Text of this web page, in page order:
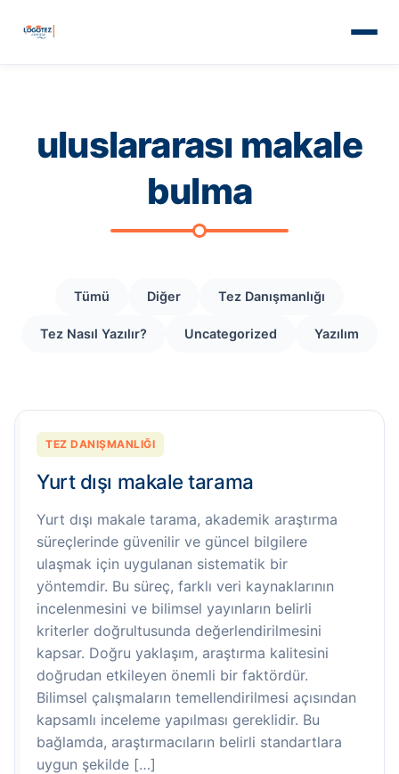
uluslararası makale
bulma
Tümü Diğer Tez Danışmanlığı
Tez Nasıl Yazılır? Uncategorized Yazılım
TEZ DANIŞMANLIĞI
Yurt dışı makale tarama
Yurt dışı makale tarama, akademik araştırma
süreçlerinde güvenilir ve güncel bilgilere
ulaşmak için uygulanan sistematik bir
yöntemdir. Bu süreç, farklı veri kaynaklarının
incelenmesini ve bilimsel yayınların belirli
kriterler doğrultusunda değerlendirilmesini
kapsar. Doğru yaklaşım, araştırma kalitesini
doğrudan etkileyen önemli bir faktördür.
Bilimsel çalışmaların temellendirilmesi açısından
kapsamlı inceleme yapılması gereklidir. Bu
bağlamda, araştırmacıların belirli standartlara
uygun şekilde […]